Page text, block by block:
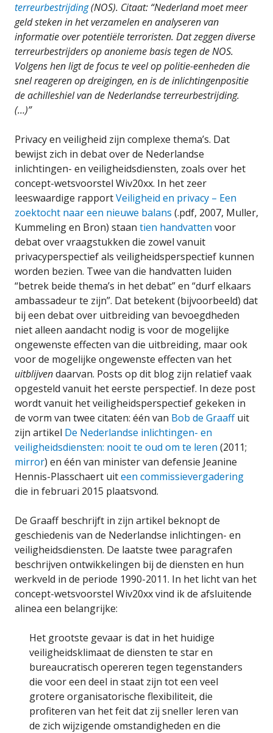
terreurbestrijding(NOS). Citaat: “Nederland moet meer
geld steken in het verzamelen en analyseren van
informatie over potentiële terroristen. Dat zeggen diverse
terreurbestrijders op anonieme basis tegen de NOS.
Volgens hen ligt de focus te veel op politie-eenheden die
snel reageren op dreigingen, en is de inlichtingenpositie
de achilleshiel van de Nederlandse terreurbestrijding.
(…)”
Privacy en veiligheid zijn complexe thema’s. Dat
bewijst zich in debat over de Nederlandse
inlichtingen- en veiligheidsdiensten, zoals over het
concept-wetsvoorstel Wiv20xx. In het zeer
leeswaardige rapportVeiligheid en privacy – Een
zoektocht naar een nieuwe balans (.pdf, 2007, Muller,
Kummeling en Bron) staan tien handvatten voor
debat over vraagstukken die zowel vanuit
privacyperspectief als veiligheidsperspectief kunnen
worden bezien. Twee van die handvatten luiden
“betrek beide thema’s in het debat” en “durf elkaars
ambassadeur te zijn”. Dat betekent (bijvoorbeeld) dat
bij een debat over uitbreiding van bevoegdheden
niet alleen aandacht nodig is voor de mogelijke
ongewenste effecten van die uitbreiding, maar ook
voor de mogelijke ongewenste effecten van het
uitblijvendaarvan. Posts op dit blog zijn relatief vaak
opgesteld vanuit het eerste perspectief. In deze post
wordt vanuit het veiligheidsperspectief gekeken in
de vorm van twee citaten: één van Bob de Graaffuit
zijn artikel De Nederlandse inlichtingen- en
veiligheidsdiensten: nooit te oud om te leren (2011;
mirror) en één van minister van defensie Jeanine
Hennis-Plasschaert uiteen commissievergadering
die in februari 2015 plaatsvond.
De Graaff beschrijft in zijn artikel beknopt de
geschiedenis van de Nederlandse inlichtingen- en
veiligheidsdiensten. De laatste twee paragrafen
beschrijven ontwikkelingen bij de diensten en hun
werkveld in de periode 1990-2011. In het licht van het
concept-wetsvoorstel Wiv20xx vind ik de afsluitende
alinea een belangrijke:
Het grootste gevaar is dat in het huidige
veiligheidsklimaat de diensten te star en
bureaucratisch opereren tegen tegenstanders
die voor een deel in staat zijn tot een veel
grotere organisatorische flexibiliteit, die
profiteren van het feit dat zij sneller leren van
de zich wijzigende omstandigheden en die